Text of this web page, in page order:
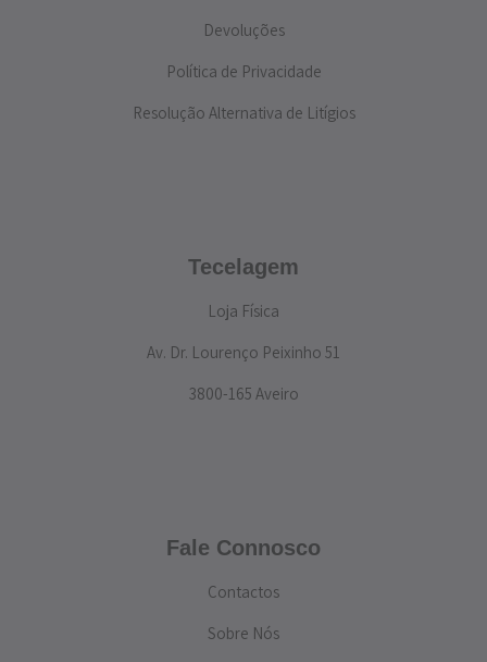
Devoluções
Política de Privacidade
Resolução Alternativa de Litígios
Tecelagem
Loja Física
Av. Dr. Lourenço Peixinho 51
3800-165 Aveiro
Fale Connosco
Contactos
Sobre Nós